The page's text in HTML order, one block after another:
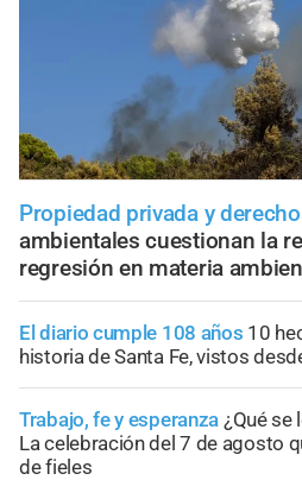
Propiedad privada y
ambientales cuestionan la
regresión en materia
El diario cumple 108 años 10
historia de Santa Fe, vistos
Trabajo, fe y esperanza ¿Qué se
La celebración del 7 de agosto
de fieles